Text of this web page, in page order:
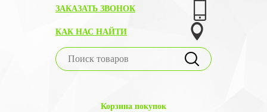
ЗАКАЗАТЬ ЗВОНОК
КАК НАС НАЙТИ
Корзина покупок